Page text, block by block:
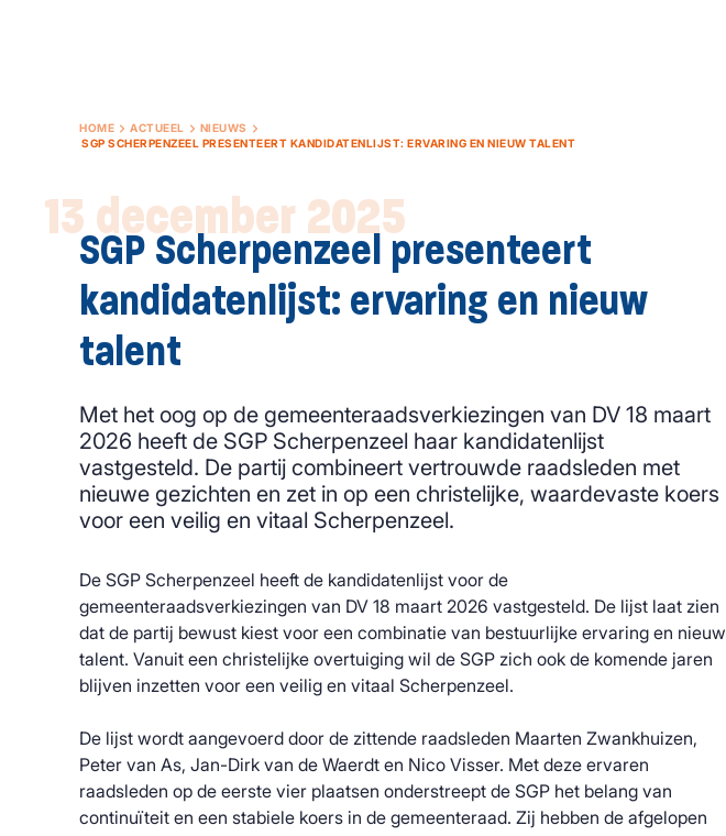
HOME ACTUEEL
NIEUWS
SGP SCHERPENZEEL PRESENTEERT KANDIDATENLIJST: ERVARING EN NIEUW TALENT
13 december 2025
SGP Scherpenzeel presenteert
kandidatenlijst: ervaring en nieuw
talent
Met het oog op de gemeenteraadsverkiezingen van DV 18 maart
2026 heeft de SGP Scherpenzeel haar kandidatenlijst
vastgesteld. De partij combineert vertrouwde raadsleden met
nieuwe gezichten en zet in op een christelijke, waardevaste koers
voor een veilig en vitaal Scherpenzeel.
De SGP Scherpenzeel heeft de kandidatenlijst voor de
gemeenteraadsverkiezingen van DV 18 maart 2026 vastgesteld. De lijst laat zien
dat de partij bewust kiest voor een combinatie van bestuurlijke ervaring en nieuw
talent. Vanuit een christelijke overtuiging wil de SGP zich ook de komende jaren
blijven inzetten voor een veilig en vitaal Scherpenzeel.
De lijst wordt aangevoerd door de zittende raadsleden Maarten Zwankhuizen,
Peter van As, Jan-Dirk van de Waerdt en Nico Visser. Met deze ervaren
raadsleden op de eerste vier plaatsen onderstreept de SGP het belang van
continuïteit en een stabiele koers in de gemeenteraad. Zij hebben de afgelopen